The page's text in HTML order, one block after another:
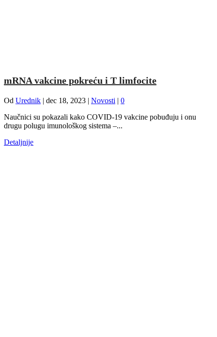
mRNA vakcine pokreću i T limfocite
Od Urednik | dec 18, 2023 | Novosti | 0
Naučnici su pokazali kako COVID-19 vakcine pobuđuju i onu
drugu polugu imunološkog sistema –...
Detaljnije